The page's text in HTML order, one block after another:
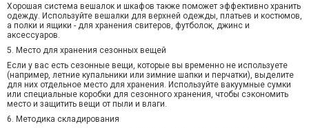
Хорошая система вешалок и шкафов также поможет эффективно хранить
одежду. Используйте вешалки для верхней одежды, платьев и костюмов,
а полки и ящики - для хранения свитеров, футболок, джинс и
аксессуаров.
5. Место для хранения сезонных вещей
Если у вас есть сезонные вещи, которые вы временно не используете
(например, летние купальники или зимние шапки и перчатки), выделите
для них отдельное место для хранения. Используйте вакуумные сумки
или специальные коробки для сезонного хранения, чтобы сэкономить
место и защитить вещи от пыли и влаги.
6. Методика складирования